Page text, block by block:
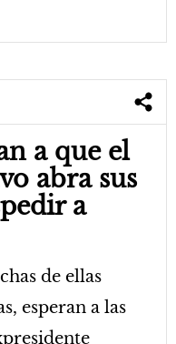
a que el
abra sus
a
de ellas
esperan a las